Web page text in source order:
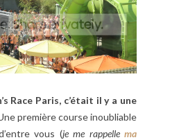
Race Paris, c’était il y a une
première course inoubliable
vous (je me rappellema